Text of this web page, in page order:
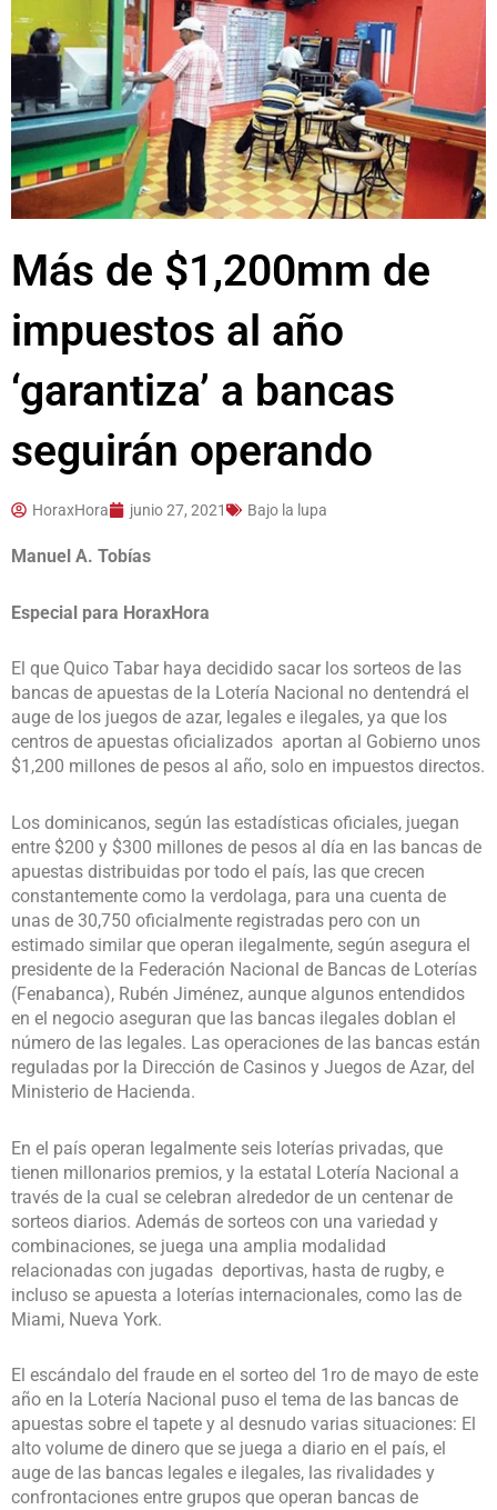
Más de $1,200mm de
impuestos al año
‘garantiza’ a bancas
seguirán operando
HoraxHora junio 27, 2021 Bajo la lupa
Manuel A. Tobías
Especial para HoraxHora
El que Quico Tabar haya decidido sacar los sorteos de las
bancas de apuestas de la Lotería Nacional no dentendrá el
auge de los juegos de azar, legales e ilegales, ya que los
centros de apuestas oficializados aportan al Gobierno unos
$1,200 millones de pesos al año, solo en impuestos directos.
Los dominicanos, según las estadísticas oficiales, juegan
entre $200 y $300 millones de pesos al día en las bancas de
apuestas distribuidas por todo el país, las que crecen
constantemente como la verdolaga, para una cuenta de
unas de 30,750 oficialmente registradas pero con un
estimado similar que operan ilegalmente, según asegura el
presidente de la Federación Nacional de Bancas de Loterías
(Fenabanca), Rubén Jiménez, aunque algunos entendidos
en el negocio aseguran que las bancas ilegales doblan el
número de las legales. Las operaciones de las bancas están
reguladas por la Dirección de Casinos y Juegos de Azar, del
Ministerio de Hacienda.
En el país operan legalmente seis loterías privadas, que
tienen millonarios premios, y la estatal Lotería Nacional a
través de la cual se celebran alrededor de un centenar de
sorteos diarios. Además de sorteos con una variedad y
combinaciones, se juega una amplia modalidad
relacionadas con jugadas deportivas, hasta de rugby, e
incluso se apuesta a loterías internacionales, como las de
Miami, Nueva York.
El escándalo del fraude en el sorteo del 1ro de mayo de este
año en la Lotería Nacional puso el tema de las bancas de
apuestas sobre el tapete y al desnudo varias situaciones: El
alto volume de dinero que se juega a diario en el país, el
auge de las bancas legales e ilegales, las rivalidades y
confrontaciones entre grupos que operan bancas de